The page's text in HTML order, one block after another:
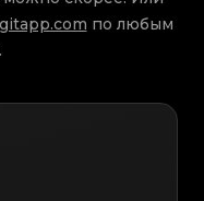
по любым